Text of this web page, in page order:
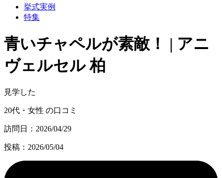
挙式実例
特集
青いチャペルが素敵！ | アニ
ヴェルセル 柏
見学した
20代・女性 の口コミ
訪問日：2026/04/29
投稿：2026/05/04